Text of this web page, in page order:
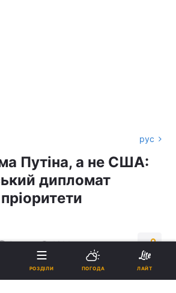
рус
Путіна, а не США:
дипломат
2 хв. 1614
на нас в Google
РОЗДІЛИ ПОГОДА ЛАЙТ